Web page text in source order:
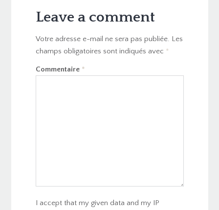
Leave a comment
Votre adresse e-mail ne sera pas publiée. Les
champs obligatoires sont indiqués avec *
Commentaire *
I accept that my given data and my IP